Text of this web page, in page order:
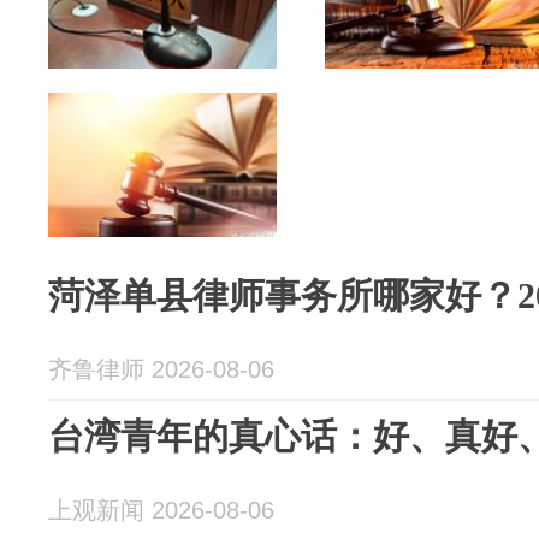
菏泽单县律师事务所哪家好？
齐鲁律师 2026-08-06
台湾青年的真心话：好、真好
上观新闻 2026-08-06